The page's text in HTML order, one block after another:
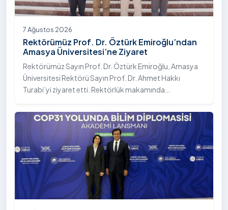
7 Ağustos 2026
Rektörümüz Prof. Dr. Öztürk Emiroğlu’ndan
Amasya Üniversitesi’ne Ziyaret
Rektörümüz Sayın Prof. Dr. Öztürk Emiroğlu, Amasya
Üniversitesi Rektörü Sayın Prof. Dr. Ahmet Hakkı
Turabi’yi ziyaret etti. Rektörlük makamında
Yardımcısı Prof. Dr. Murat Kurt eşlik etti.